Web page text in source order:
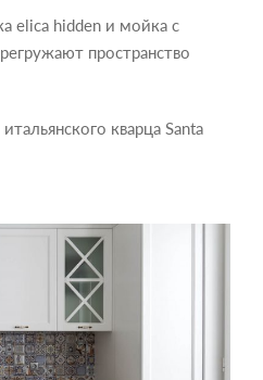
elica hidden и мойка с
пространство
кварца Santa